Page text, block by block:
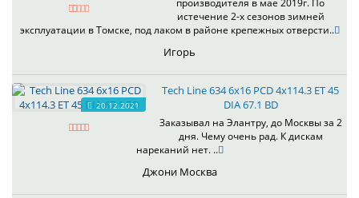
производителя в мае 2019г. По
истечение 2-х сезонов зимней
эксплуатации в Томске, под лаком в районе крепежных отверсти..
Игорь
20.12.2021
Tech Line 634 6x16 PCD 4x114.3 ET 45
DIA 67.1 BD
Заказывал на Элантру, до Москвы за 2
дня. Чему очень рад. К дискам
нареканий нет. ..
Джони Москва